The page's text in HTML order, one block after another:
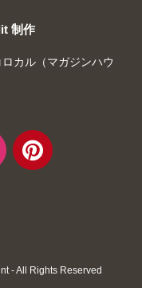
制作
ロカル（マガジンハウ
- All Rights Reserved